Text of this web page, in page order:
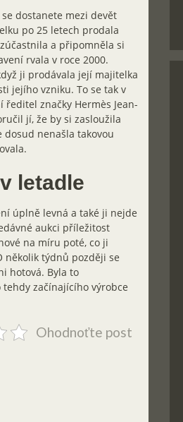
dostanete mezi devět
po 25 letech prodala
a připomněla si
rvala v roce 2000.
ji prodávala její majitelka
jejího vzniku. To se tak v
značky Hermès Jean-
jí, že by si zasloužila
dosud nenašla takovou
letadle
úplně levná a také ji nejde
aukci příležitost
na míru poté, co ji
několik týdnů později se
hotová. Byla to
začínajícího výrobce
Ohodnoťte post